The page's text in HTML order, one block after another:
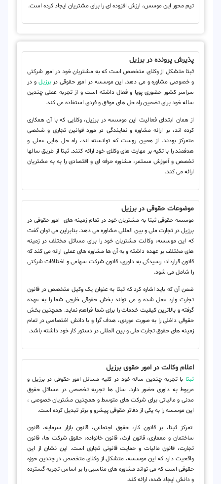
تیم محور این موسس، ارزش افزوده ای را برای مشتریان ایجاد کرده است.
پذیرش پرونده در برزیل
ثبتا متشکل از وکلای متخصص است که به مشتریان خود در امور شرکتی
و خصوصی مشاوره و می دهد. این موسسه در امور حقوقی دربرزیل و در
سراسر کشور حضوری پویا و فعال داشته است و از تجربه عملی چندین
ساله خود برای تضمین راه حل های موفق و فردی استفاده می کند.
از همان ابتدای فعالیت این موسسه در برزیل، وکلایی که با آن همکاری
کرده اند، بر ارائه مشاوره و نمایندگی در مورد قوانین تجاری و شخصی
متمرکز بودند. از همین روست که توانسته اند، راه حل هایی عملی و
هدفمند را با تکیه بر مهارت های وکلای خود ارائه کنند. ثبتا از طریق سالها
تخصص و آموزش مستمر، مشاوره حرفه ای و اقتصادی را به به مشتریان
ارائه می کند.
موضوعات حقوقی در برزیل
موسسه حقوقی ثبتا به مشتریان خود در تمام زمینه های امور حقوقی در
برزیل در تجارت ملی و بین المللی مشاوره می دهد. بنابراین می توان گفت
که این موسسه، وکالت مشتریان خود را برای مسائل مختلف در زمینه
های مختلف بر عهده داشته و به آن ها مشاوره های عملی ارائه می کند که
قانون قرارداد، رسیدگی به داوری، قانون شرکت سهامی و اختلافات شرکتی
را شامل می شود.
ضمن آن که باید اشاره کرد که ثبتا به عنوان یک وکیل متخصص در قانون
تجارت وارد عمل شده و می تواند بخش حقوقی خارجی شما را به عهده
گرفته و بالاترین کیفیت خدمات را برای شما فراهم نماید. همچنین بخش
حقوقی داخلی را به صورت موردی، هدف گرا و با دانش اختصاصی در تمام
زمینه های حقوق تجارت ملی و بین المللی در دستور کار خود داشته باشد.
اعلام وکالت در امور حقوی برزیل
ثبتا با تجربه چندین ساله خود در کلیه مسائل امور حقوقی در برزیل و
مربوط به داوری حضور دارد. سال ها تجربه تخصصی در مسائل حقوق
مدنی و مالیاتی برای شرکت های متوسط و همچنین مشتریان خصوصی ،
این موسسه را به یکی از دفاتر حقوقی پیشرو و برتر تبدیل کرده است.
تمرکز ثبتا، بر قانون کار، حقوق اجتماعی، قانون بازار سرمایه، قانون
ساختمان و معماری، قانون ارث، قانون خانواده، حقوق شرکت ها، قانون
تجارت، قانون مالیات و حمایت قانونی تجاری است. این نشان از این
واقعیت دارد که این موسسه، متشکل از وکلای متخصص در چندین حوزه
حقوقی است که می تواند مشاوره های مناسبی را بر اساس تجربه گسترده
و دانش ایجاد شده، ارائه کند.